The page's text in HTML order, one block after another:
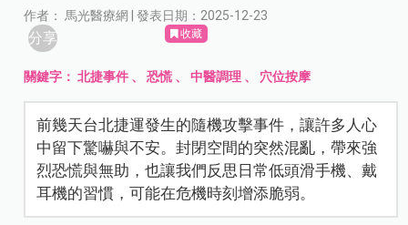
作者： 馬光醫療網 | 發表日期：2025-12-23
分享 收藏
關鍵字：北捷事件 、恐慌 、中醫調理 、 穴位按摩
前幾天台北捷運發生的隨機攻擊事件，讓許多人心
中留下驚嚇與不安。封閉空間的突然混亂，帶來強
烈恐慌與無助，也讓我們反思日常低頭滑手機、戴
耳機的習慣，可能在危機時刻增添脆弱。